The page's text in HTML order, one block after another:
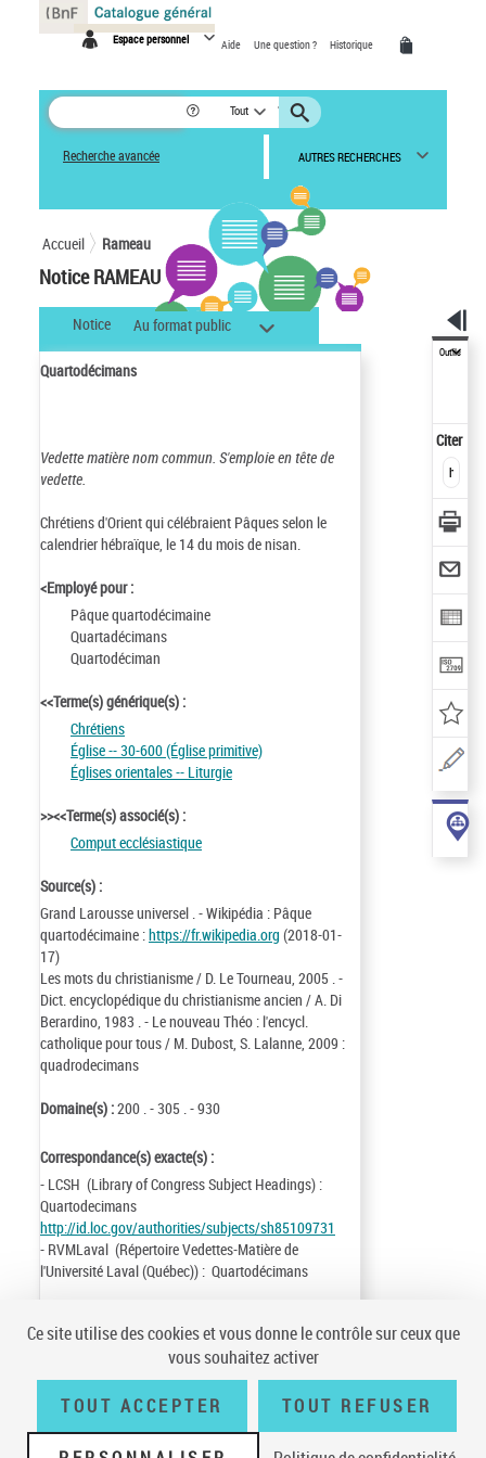
Espace personnel Aide Une question ? Historique
Tout
Recherche avancée AUTRES RECHERCHES
Accueil Rameau
Notice RAMEAU
Notice Au format public
Quartodécimans
Vedette matière nom commun. S'emploie en tête de
vedette.
Chrétiens d'Orient qui célébraient Pâques selon le
calendrier hébraïque, le 14 du mois de nisan.
<Employé pour :
Pâque quartodécimaine
Quartadécimans
Quartodéciman
<<Terme(s) générique(s) :
Chrétiens
Église -- 30-600 (Église primitive)
Églises orientales -- Liturgie
>><<Terme(s) associé(s) :
Comput ecclésiastique
Source(s) :
Grand Larousse universel . - Wikipédia : Pâque
quartodécimaine :https://fr.wikipedia.org (2018-01-
17)
Les mots du christianisme / D. Le Tourneau, 2005 . -
Dict. encyclopédique du christianisme ancien / A. Di
Berardino, 1983 . - Le nouveau Théo : l'encycl.
catholique pour tous / M. Dubost, S. Lalanne, 2009 :
quadrodecimans
Domaine(s) :200 . - 305 . - 930
Correspondance(s) exacte(s) :
- LCSH (Library of Congress Subject Headings) :
Quartodecimans
http://id.loc.gov/authorities/subjects/sh85109731
- RVMLaval (Répertoire Vedettes-Matière de
l'Université Laval (Québec)) : Quartodécimans
Notice n° :FRBNF12138493
Mise à jour :18/01/17
Outils
Citer
Panneau de gestion des cookies
Ce site utilise des cookies et vous donne le contrôle sur ceux que
vous souhaitez activer
TOUT ACCEPTER TOUT REFUSER